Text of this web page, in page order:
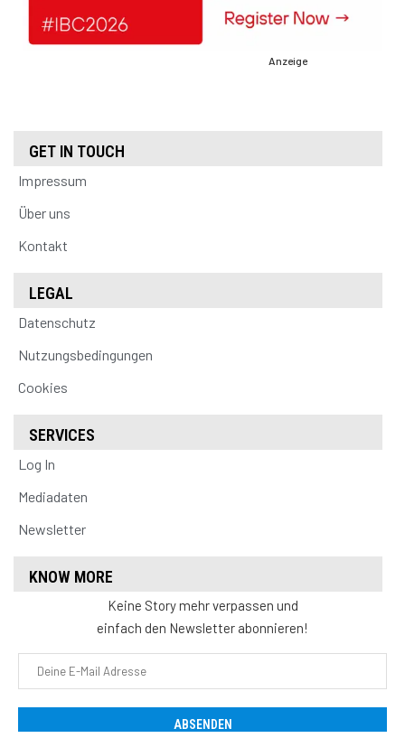
Anzeige
GET IN TOUCH
Impressum
Über uns
Kontakt
LEGAL
Datenschutz
Nutzungsbedingungen
Cookies
SERVICES
Log In
Mediadaten
Newsletter
KNOW MORE
Keine Story mehr verpassen und
einfach den Newsletter abonnieren!